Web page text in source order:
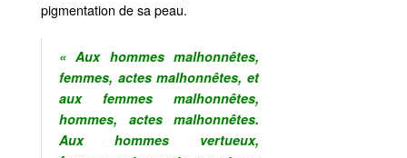
pigmentation de sa peau.
« Aux hommes malhonnêtes,
femmes, actes malhonnêtes, et
aux femmes malhonnêtes,
hommes, actes malhonnêtes.
Aux hommes vertueux,